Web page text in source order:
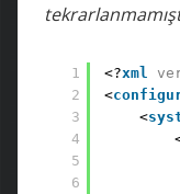
1
2
3
4
5
6
<?xml
<
<